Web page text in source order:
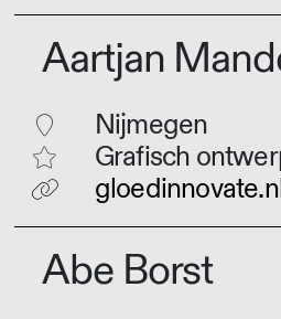
Aartjan
Nijmegen
Grafisch
Abe Borst